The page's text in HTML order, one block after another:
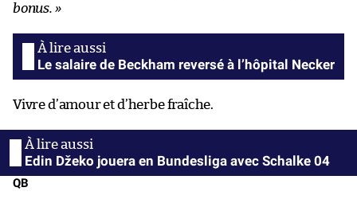
bonus. »
Le salaire de Beckham reversé à l’hôpital Necker
Vivre d’amour et d’herbe fraîche.
Edin Džeko jouera en Bundesliga avec Schalke 04
QB